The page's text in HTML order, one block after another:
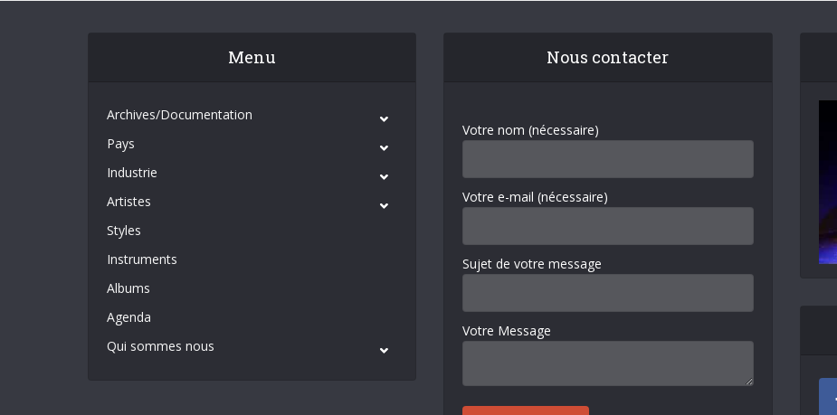
Menu
Archives/Documentation
Pays
Industrie
Artistes
Styles
Instruments
Albums
Agenda
Qui sommes nous
Nous contacter
Votre nom (nécessaire)
Votre e-mail (nécessaire)
Sujet de votre message
Votre Message